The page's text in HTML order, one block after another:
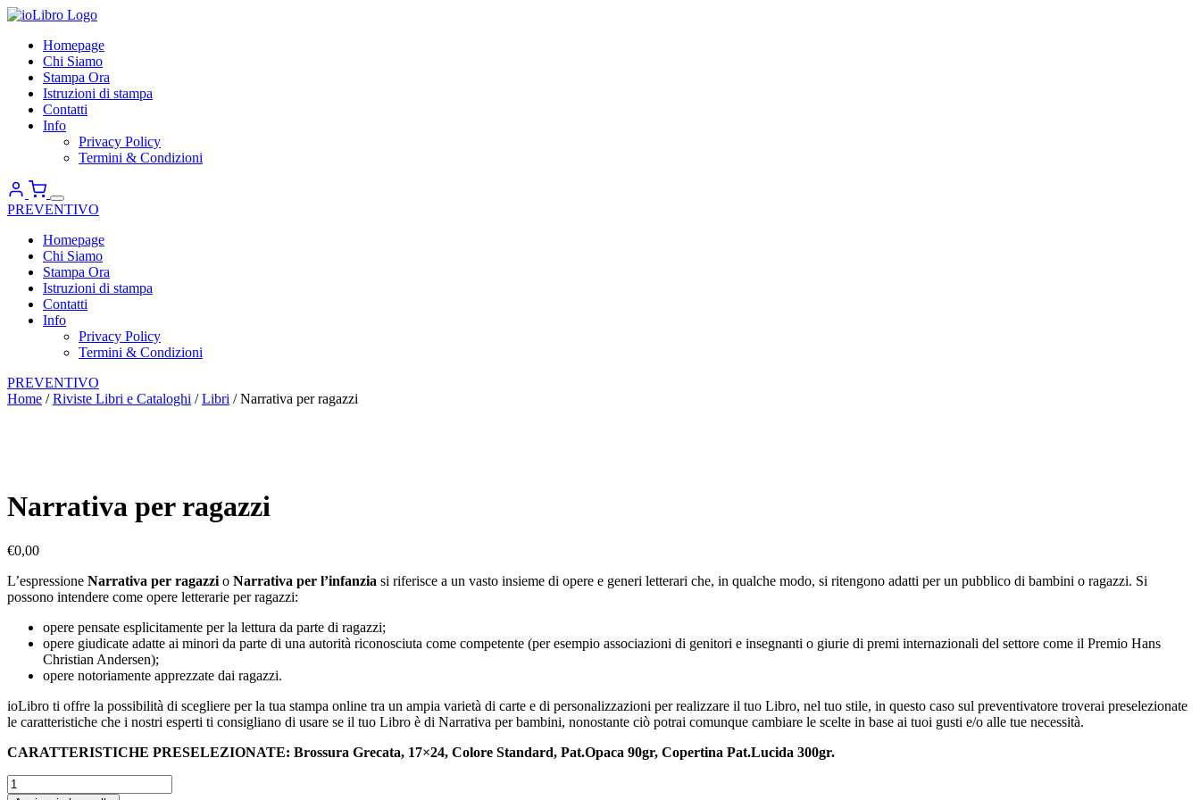
Homepage
Chi Siamo
Stampa Ora
Istruzioni di stampa
Contatti
Info
Privacy Policy
Termini & Condizioni
PREVENTIVO
Homepage
Chi Siamo
Stampa Ora
Istruzioni di stampa
Contatti
Info
Privacy Policy
Termini & Condizioni
PREVENTIVO
Home /Riviste Libri e Cataloghi /Libri / Narrativa per ragazzi
Narrativa per ragazzi
€0,00
L’espressione Narrativa per ragazzi o Narrativa per l’infanzia si riferisce a un vasto insieme di opere e generi letterari che, in qualche modo, si ritengono adatti per un pubblico di bambini o ragazzi. Si
possono intendere come opere letterarie per ragazzi:
opere pensate esplicitamente per la lettura da parte di ragazzi;
opere giudicate adatte ai minori da parte di una autorità riconosciuta come competente (per esempio associazioni di genitori e insegnanti o giurie di premi internazionali del settore come il Premio Hans
Christian Andersen);
opere notoriamente apprezzate dai ragazzi.
ioLibro ti offre la possibilità di scegliere per la tua stampa online tra un ampia varietà di carte e di personalizzazioni per realizzare il tuo Libro, nel tuo stile, in questo caso sul preventivatore troverai preselezionate
le caratteristiche che i nostri esperti ti consigliano di usare se il tuo Libro è di Narrativa per bambini, nonostante ciò potrai comunque cambiare le scelte in base ai tuoi gusti e/o alle tue necessità.
CARATTERISTICHE PRESELEZIONATE: Brossura Grecata, 17×24, Colore Standard, Pat.Opaca 90gr, Copertina Pat.Lucida 300gr.
Narrativa